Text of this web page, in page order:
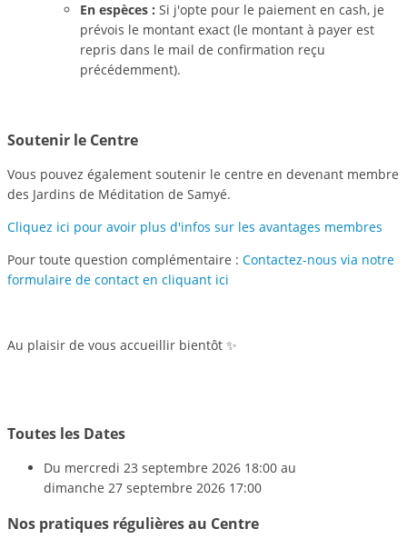
En espèces : Si j'opte pour le paiement en cash, je
prévois le montant exact (le montant à payer est
repris dans le mail de confirmation reçu
précédemment).
Soutenir le Centre
Vous pouvez également soutenir le centre en devenant membre
des Jardins de Méditation de Samyé.
Cliquez ici pour avoir plus d'infos sur les avantages membres
Pour toute question complémentaire : Contactez-nous via notre
formulaire de contact en cliquant ici
Au plaisir de vous accueillir bientôt ✨
Toutes les Dates
Du mercredi 23 septembre 2026 18:00 au
dimanche 27 septembre 2026 17:00
Nos pratiques régulières au Centre